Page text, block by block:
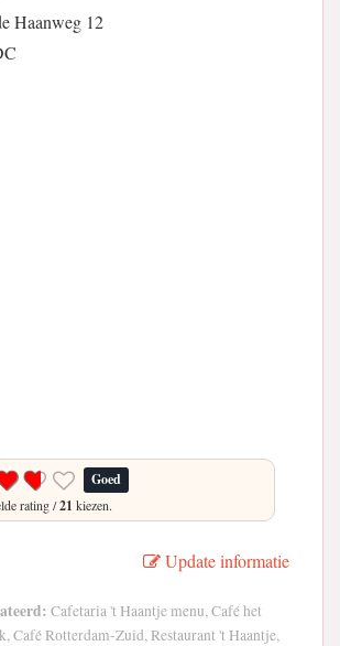
Haanweg 12
Goed
rating /21 kiezen.
Update informatie
Cafetaria 't Haantje menu, Café het
Café Rotterdam-Zuid, Restaurant 't Haantje,